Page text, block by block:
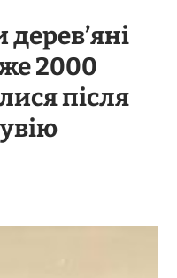
дерев’яні
2000
після